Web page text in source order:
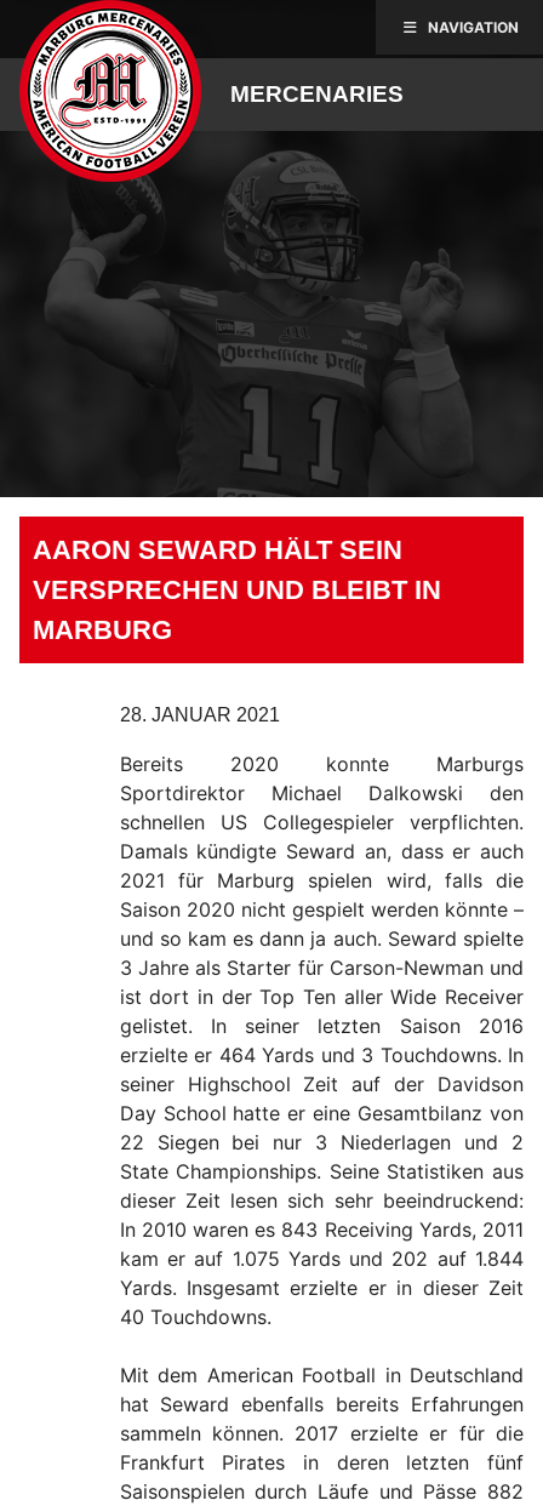
content
MERCENARIES
AARON SEWARD HÄLT SEIN
VERSPRECHEN UND BLEIBT IN
MARBURG
28. JANUAR 2021
Bereits 2020 konnte Marburgs
Sportdirektor Michael Dalkowski den
schnellen US Collegespieler verpflichten.
Damals kündigte Seward an, dass er auch
2021 für Marburg spielen wird, falls die
Saison 2020 nicht gespielt werden könnte –
und so kam es dann ja auch. Seward spielte
3 Jahre als Starter für Carson-Newman und
ist dort in der Top Ten aller Wide Receiver
gelistet. In seiner letzten Saison 2016
erzielte er 464 Yards und 3 Touchdowns. In
seiner Highschool Zeit auf der Davidson
Day School hatte er eine Gesamtbilanz von
22 Siegen bei nur 3 Niederlagen und 2
State Championships. Seine Statistiken aus
dieser Zeit lesen sich sehr beeindruckend:
In 2010 waren es 843 Receiving Yards, 2011
kam er auf 1.075 Yards und 202 auf 1.844
Yards. Insgesamt erzielte er in dieser Zeit
40 Touchdowns.
Mit dem American Football in Deutschland
hat Seward ebenfalls bereits Erfahrungen
sammeln können. 2017 erzielte er für die
Frankfurt Pirates in deren letzten fünf
Saisonspielen durch Läufe und Pässe 882
NAVIGATION